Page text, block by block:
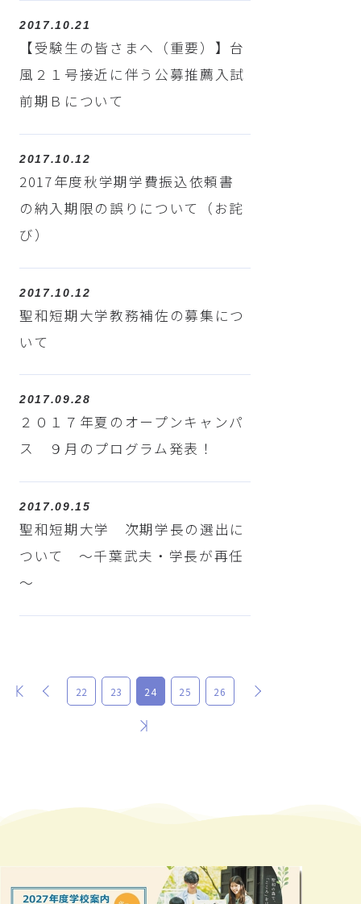
2017.10.21
【受験生の皆さまへ（重要）】台
風２１号接近に伴う公募推薦入試
前期Ｂについて
2017.10.12
2017年度秋学期学費振込依頼書
の納入期限の誤りについて（お詫
び）
2017.10.12
聖和短期大学教務補佐の募集につ
いて
2017.09.28
２０１７年夏のオープンキャンパ
ス ９月のプログラム発表！
2017.09.15
聖和短期大学 次期学長の選出に
ついて ～千葉武夫・学長が再任
～
最初 前 22 23 24 25 26
最後